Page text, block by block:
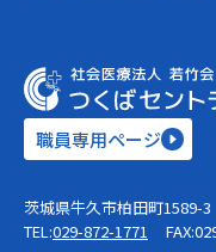
職員専用ページ
茨城県牛久市柏田町1589-3
TEL:029-872-1771